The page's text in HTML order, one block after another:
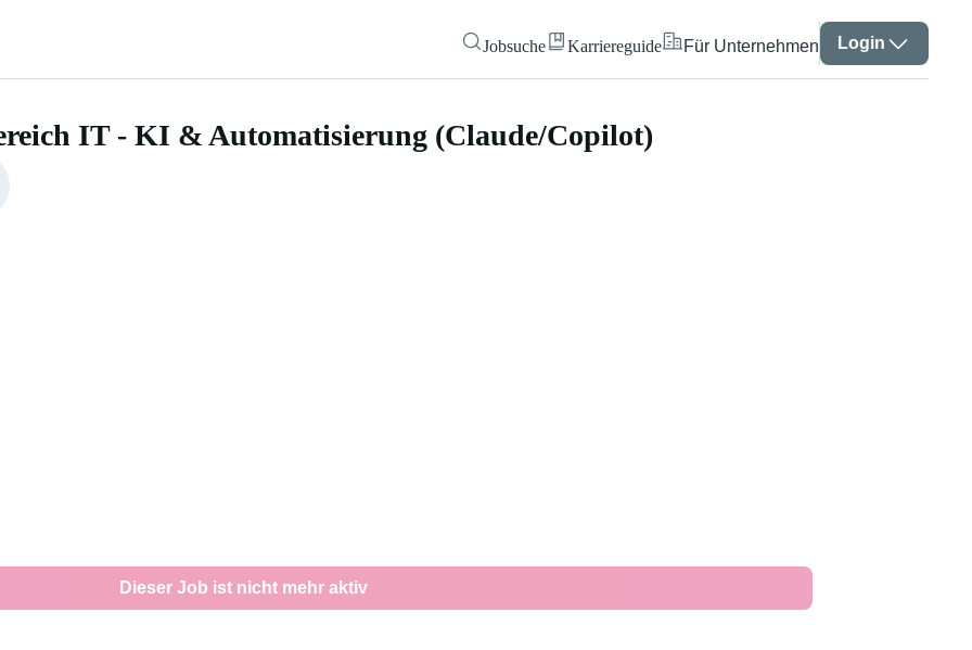
Jobsuche Karriereguide Für Unternehmen Login
IT - KI & Automatisierung (Claude/Copilot)
& Automatisierung (Claude/Copilot)
Dieser Job ist nicht mehr aktiv